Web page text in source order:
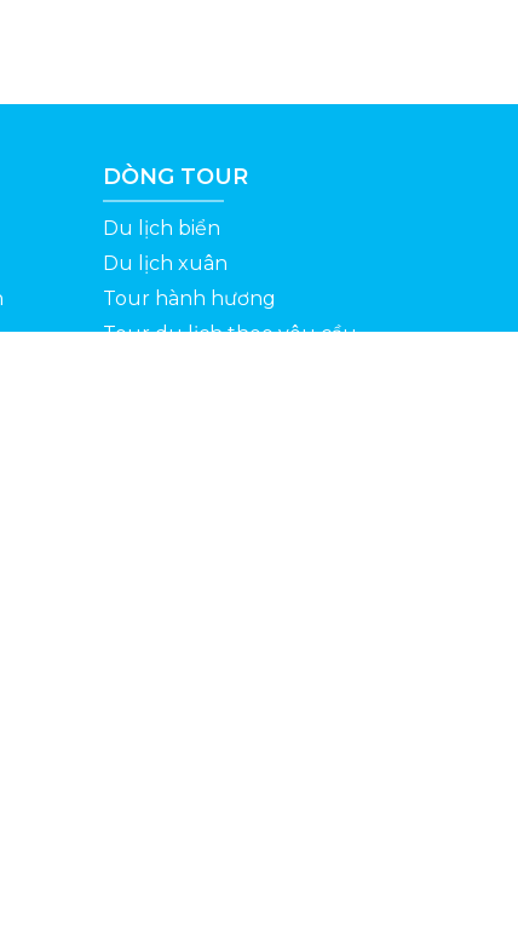
DÒNG TOUR
Du lịch biển
Du lịch xuân
Tour hành hương
Tour du lịch theo yêu cầu